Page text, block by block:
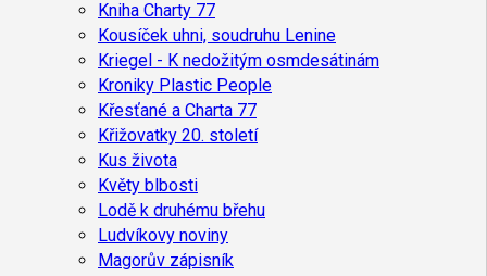
Kniha Charty 77
Kousíček uhni, soudruhu Lenine
Kriegel - K nedožitým osmdesátinám
Kroniky Plastic People
Křesťané a Charta 77
Křižovatky 20. století
Kus života
Květy blbosti
Lodě k druhému břehu
Ludvíkovy noviny
Magorův zápisník